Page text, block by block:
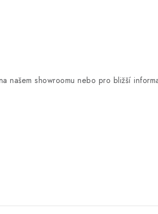
showroomu nebo pro bližší